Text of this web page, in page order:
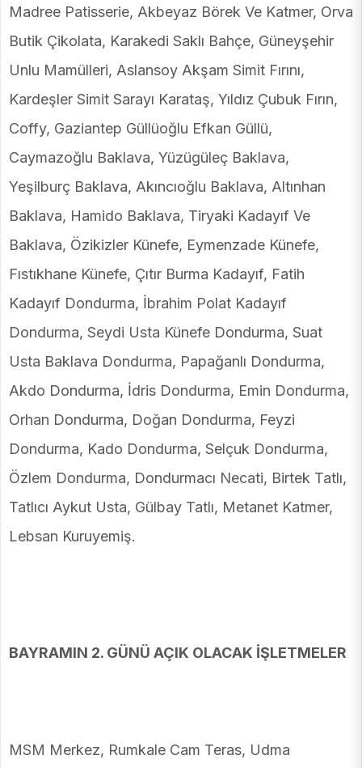
Madree Patisserie, Akbeyaz Börek Ve Katmer, Orva
Butik Çikolata, Karakedi Saklı Bahçe, Güneyşehir
Unlu Mamülleri, Aslansoy Akşam Simit Fırını,
Kardeşler Simit Sarayı Karataş, Yıldız Çubuk Fırın,
Coffy, Gaziantep Güllüoğlu Efkan Güllü,
Caymazoğlu Baklava, Yüzügüleç Baklava,
Yeşilburç Baklava, Akıncıoğlu Baklava, Altınhan
Baklava, Hamido Baklava, Tiryaki Kadayıf Ve
Baklava, Özikizler Künefe, Eymenzade Künefe,
Fıstıkhane Künefe, Çıtır Burma Kadayıf, Fatih
Kadayıf Dondurma, İbrahim Polat Kadayıf
Dondurma, Seydi Usta Künefe Dondurma, Suat
Usta Baklava Dondurma, Papağanlı Dondurma,
Akdo Dondurma, İdris Dondurma, Emin Dondurma,
Orhan Dondurma, Doğan Dondurma, Feyzi
Dondurma, Kado Dondurma, Selçuk Dondurma,
Özlem Dondurma, Dondurmacı Necati, Birtek Tatlı,
Tatlıcı Aykut Usta, Gülbay Tatlı, Metanet Katmer,
Lebsan Kuruyemiş.
BAYRAMIN 2. GÜNÜ AÇIK OLACAK İŞLETMELER
MSM Merkez, Rumkale Cam Teras, Udma